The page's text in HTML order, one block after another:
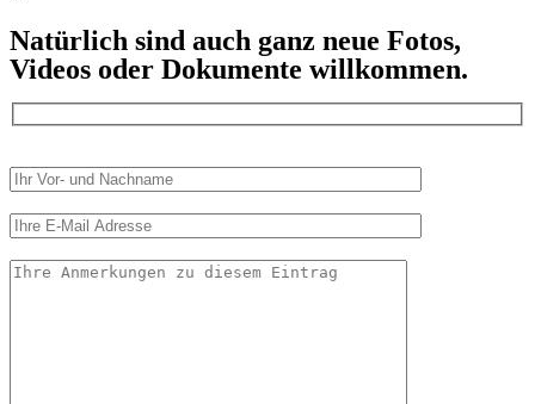
Natürlich sind auch ganz neue Fotos,
Videos oder Dokumente willkommen.